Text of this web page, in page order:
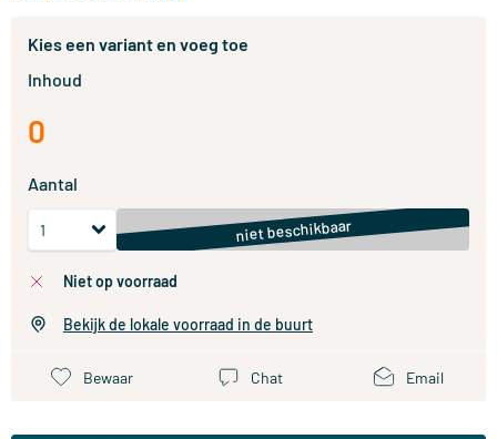
Kies een variant en voeg toe
Inhoud
0
Aantal
niet beschikbaar
niet op voorraad
Bekijk de lokale voorraad in de buurt
Bewaar Chat Email